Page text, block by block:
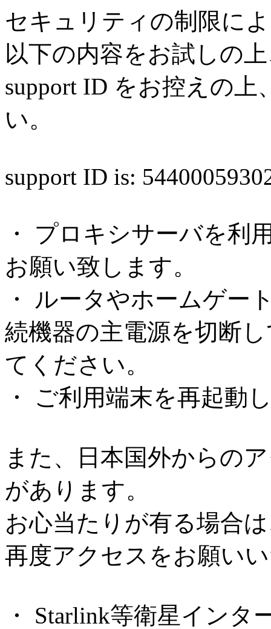
セキュリティの制限に
以下の内容をお試しの
support ID をお控えの
い。
support ID is:
・ プロキシサーバを利
お願い致します。
・ ルータやホームゲー
続機器の主電源を切断
てください。
・ ご利用端末を再起動
また、日本国外からの
があります。
お心当たりが有る場合
再度アクセスをお願い
・ Starlink等衛星イン